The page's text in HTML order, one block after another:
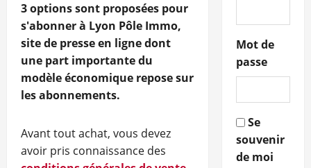
3 options sont proposées pour
s'abonner à Lyon Pôle Immo,
site de presse en ligne dont
une part importante du
modèle économique repose sur
les abonnements.
Avant tout achat, vous devez
avoir pris connaissance des
Mot de
passe
Se
souvenir
de moi